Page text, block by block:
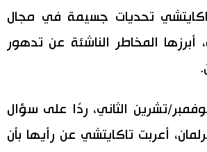
تحديات جسيمة في مجال
أبرزها المخاطر الناشئة عن تدهور
تشرين الثاني، ردًا على سؤال
أعربت تاكايتشي عن رأيها بأن